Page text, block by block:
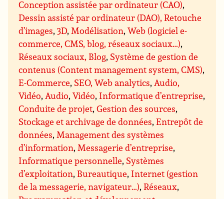
Conception assistée par ordinateur (CAO),
Dessin assisté par ordinateur (DAO), Retouche
d’images,3D, Modélisation,Web (logiciel e-
commerce, CMS, blog, réseaux sociaux…),
Réseaux sociaux, Blog, Système de gestion de
contenus (Content management system, CMS),
E-Commerce, SEO, Web analytics, Audio,
Vidéo, Audio,Vidéo, Informatique d’entreprise,
Conduite de projet,Gestion des sources,
Stockage et archivage de données,Entrepôt de
données, Management des systèmes
d’information, Messagerie d’entreprise,
Informatique personnelle, Systèmes
d’exploitation, Bureautique, Internet (gestion
de la messagerie, navigateur…),Réseaux,